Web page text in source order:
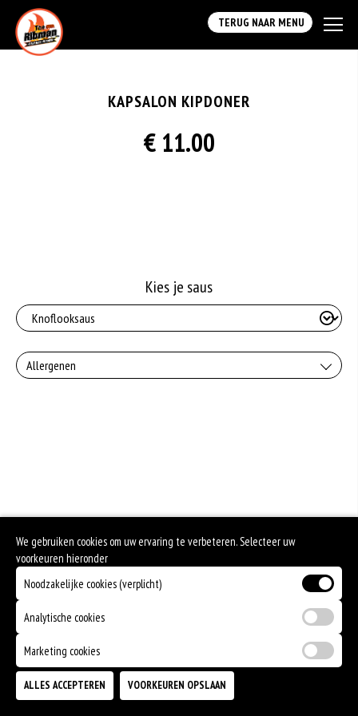
TERUG NAAR MENU
KAPSALON KIPDONER
€ 11.00
Kies je saus
Allergenen
We gebruiken cookies om uw ervaring te verbeteren. Selecteer uw
voorkeuren hieronder
Noodzakelijke cookies (verplicht)
Analytische cookies
Marketing cookies
ALLES ACCEPTEREN VOORKEUREN OPSLAAN